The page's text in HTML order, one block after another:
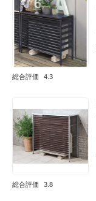
総合評価 4.3
総合評価 3.8